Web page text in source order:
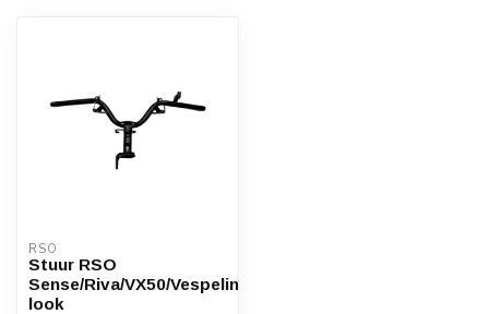
RSO
Stuur RSO
Sense/Riva/VX50/Vespelini/Vespa-
look